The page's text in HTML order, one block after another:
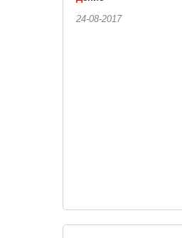
24-08-2017